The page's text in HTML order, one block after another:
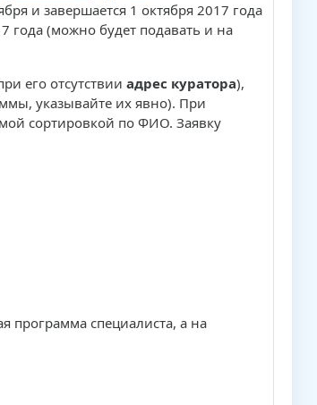
и завершается 1 октября 2017 года
года (можно будет подавать и на
его отсутствии адрес куратора),
указывайте их явно). При
сортировкой по ФИО. Заявку
программа специалиста, а на